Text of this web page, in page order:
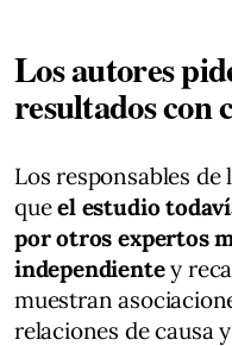
Los autores
resultados con
Los responsables
queel estudio
por otros expertos
independientey
muestran
relaciones de causa